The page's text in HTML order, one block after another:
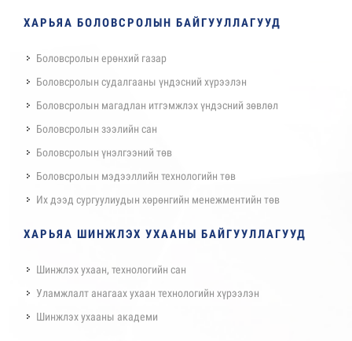
ХАРЬЯА БОЛОВСРОЛЫН БАЙГУУЛЛАГУУД
Боловсролын ерөнхий газар
Боловсролын судалгааны үндэсний хүрээлэн
Боловсролын магадлан итгэмжлэх үндэсний зөвлөл
Боловсролын зээлийн сан
Боловсролын үнэлгээний төв
Боловсролын мэдээллийн технологийн төв
Их дээд сургуулиудын хөрөнгийн менежментийн төв
ХАРЬЯА ШИНЖЛЭХ УХААНЫ БАЙГУУЛЛАГУУД
Шинжлэх ухаан, технологийн сан
Уламжлалт анагаах ухаан технологийн хүрээлэн
Шинжлэх ухааны академи